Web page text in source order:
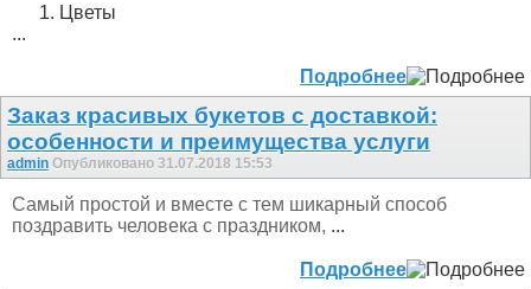
Цветы
...
Подробнее
Заказ красивых букетов с доставкой:
особенности и преимущества услуги
admin Опубликовано 31.07.2018 15:53
Самый простой и вместе с тем шикарный способ
поздравить человека с праздником, ...
Подробнее